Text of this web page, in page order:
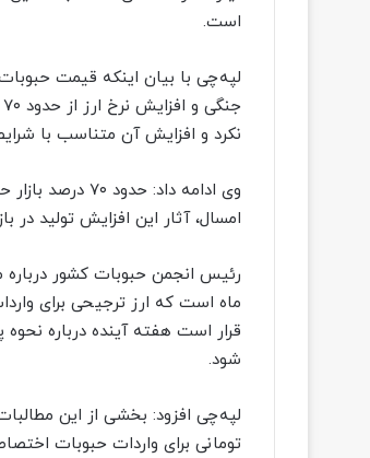
است.
لپه‌چی با بیان اینکه قیمت
نکرد و افزایش آن متناسب با
وی ادامه داد:
امسال، آثار این افزایش تولید در
ماه است که ارز ترجیحی برای
قرار است هفته آینده درباره
شود.